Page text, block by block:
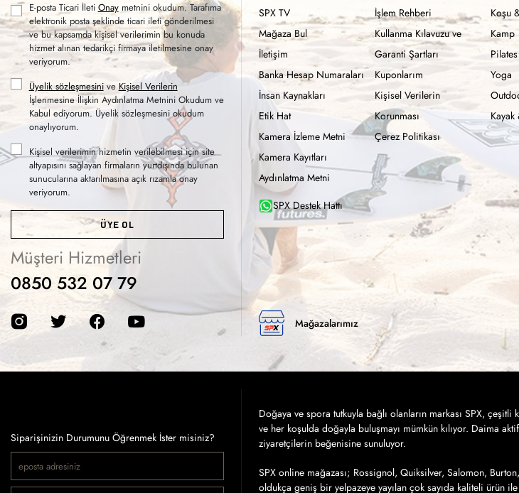
E-posta Ticari İleti Onaymetnini okudum. Tarafıma
elektronik posta şeklinde ticari ileti gönderilmesi
ve bu kapsamda kişisel verilerimin bu konuda
hizmet alınan tedarikçi firmaya iletilmesine onay
veriyorum.
Üyelik sözleşmesinive Kişisel Verilerin
İşlenmesine İlişkin Aydınlatma Metnini Okudum ve
Kabul ediyorum. Üyelik sözleşmesini okudum
onaylıyorum.
Kişisel verilerimin hizmetin verilebilmesi için site
altyapısını sağlayan firmaların yurtdışında bulunan
sunucularına aktarılmasına açık rızamla onay
veriyorum.
ÜYE OL
Müşteri Hizmetleri
0850 532 07 79
SPX TV
Mağaza Bul
İletişim
Banka Hesap Numaraları
İnsan Kaynakları
Etik Hat
Kamera İzleme Metni
Kamera Kayıtları
Aydınlatma Metni
İşlem Rehberi
Kullanma Kılavuzu ve
Garanti Şartları
Kuponlarım
Kişisel Verilerin
Korunması
Çerez Politikası
Koşu
Kamp
Pilates
Yoga
SPX Destek Hattı
Mağazalarımız
Siparişinizin Durumunu Öğrenmek İster misiniz?
Doğaya ve spora tutkuyla bağlı olanların markası SPX,
ve her koşulda doğayla buluşmayı mümkün kılıyor. Daima
ziyaretçilerin beğenisine sunuluyor.
SPX online mağazası; Rossignol, Quiksilver, Salomon,
oldukça geniş bir yelpazeye yayılan çok sayıda kaliteli ürün